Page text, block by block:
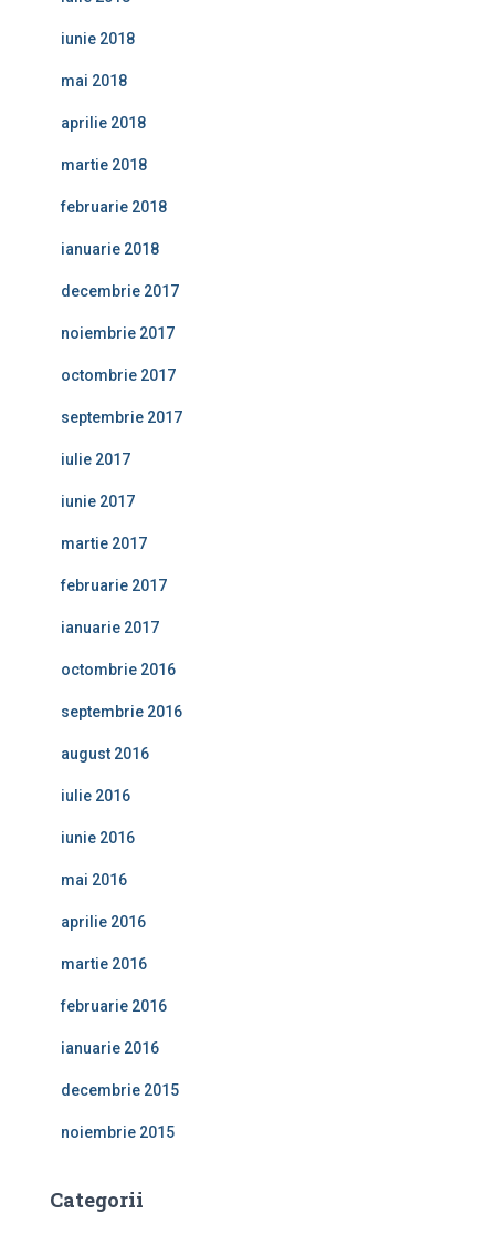
iunie 2018
mai 2018
aprilie 2018
martie 2018
februarie 2018
ianuarie 2018
decembrie 2017
noiembrie 2017
octombrie 2017
septembrie 2017
iulie 2017
iunie 2017
martie 2017
februarie 2017
ianuarie 2017
octombrie 2016
septembrie 2016
august 2016
iulie 2016
iunie 2016
mai 2016
aprilie 2016
martie 2016
februarie 2016
ianuarie 2016
decembrie 2015
noiembrie 2015
Categorii